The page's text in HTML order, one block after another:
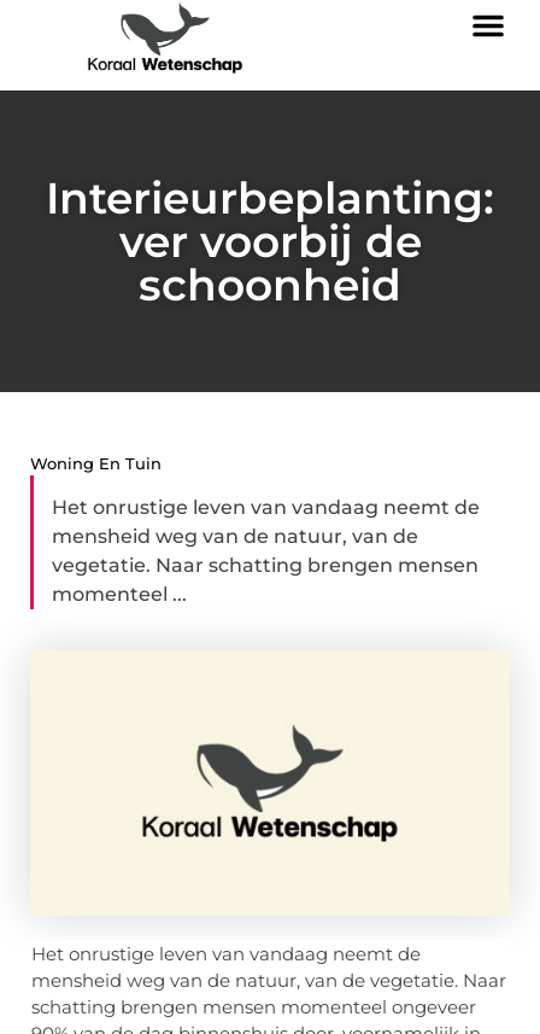
Interieurbeplanting:
ver voorbij de
schoonheid
Woning En Tuin
Het onrustige leven van vandaag neemt de
mensheid weg van de natuur, van de
vegetatie. Naar schatting brengen mensen
momenteel ...
Het onrustige leven van vandaag neemt de
mensheid weg van de natuur, van de vegetatie. Naar
schatting brengen mensen momenteel ongeveer